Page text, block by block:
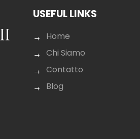
USEFUL LINKS
Home
Chi Siamo
Contatto
Blog